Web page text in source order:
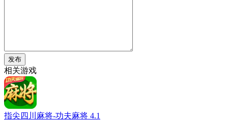
发布
相关游戏
指尖四川麻将-功夫麻将 4.1